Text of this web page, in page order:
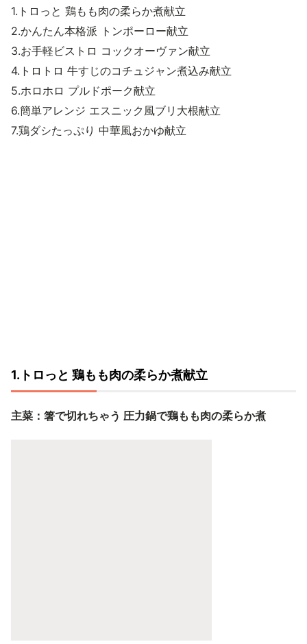
1.トロっと 鶏もも肉の柔らか煮献立
2.かんたん本格派 トンポーロー献立
3.お手軽ビストロ コックオーヴァン献立
4.トロトロ 牛すじのコチュジャン煮込み献立
5.ホロホロ プルドポーク献立
6.簡単アレンジ エスニック風ブリ大根献立
7.鶏ダシたっぷり 中華風おかゆ献立
1.トロっと 鶏もも肉の柔らか煮献立
主菜：箸で切れちゃう 圧力鍋で鶏もも肉の柔らか煮